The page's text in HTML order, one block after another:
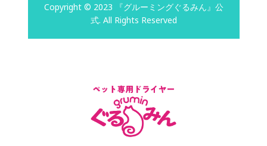
Copyright © 2023 『グルーミングぐるみん』公
式. All Rights Reserved